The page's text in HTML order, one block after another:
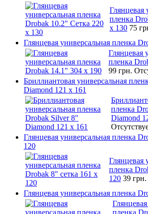
Глянцевая
пленка
x 130 75
Глянцевая универсальная пленка
Глянцевая
пленка
99 грн.
Бриллиантовая универсальная
Diamond 121 х 161
пленка
Diamond
Глянцевая универсальная пленка
120
Глянцевая
пленка
120 39 грн.
Глянцевая универсальная пленка
пленка